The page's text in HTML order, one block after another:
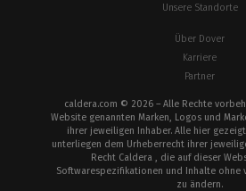
Unsere Standorte
Über Dover
Karriere
Partner
caldera.com © 2026 – Alle Rechte
Website genannten Marken, Logos und
ihrer jeweiligen Inhaber. Alle hier
unterliegen dem Urheberrecht ihrer
Recht Caldera , die auf dieser
Softwarespezifikationen und Inhalte ohne
zu ändern.